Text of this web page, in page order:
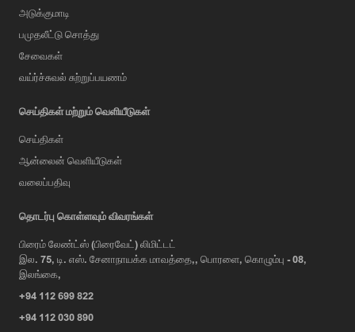
அடுக்குமாடி
பமுதலீட்டு சொத்து
சேவைகள்
வய்ர்ச்சுவல் சுற்றுப்பயணம்
செய்திகள் மற்றும் வெளியீடுகள்
செய்திகள்
ஆன்லைன் வெளியீடுகள்
வலைப்பதிவு
தொடர்பு கொள்ளவும் விவரங்கள்
பிரைம் லேண்ட்ஸ் (பிரைவேட்) லிமிட்டட்
இல. 75, டி. எஸ். சேனாநாயக்க மாவத்தை,, பொரளை, கொழும்பு - 08,
இலங்கை,
+94 112 699 822
+94 112 030 890